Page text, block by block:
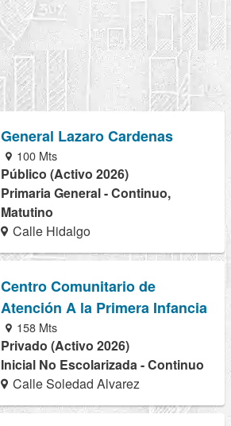
General Lazaro Cardenas
100 Mts
Público (Activo 2026)
Primaria General - Continuo,
Matutino
Calle Hidalgo
Centro Comunitario de
Atención A la Primera Infancia
158 Mts
Privado (Activo 2026)
Inicial No Escolarizada - Continuo
Calle Soledad Alvarez